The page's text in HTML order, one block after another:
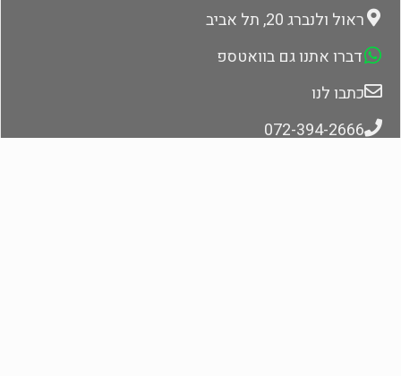
ראול ולנברג 20, תל אביב
דברו אתנו גם בוואטספ
כתבו לנו
072-394-2666